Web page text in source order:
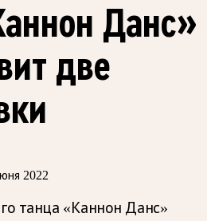
Данс»
две
2022
танца «Каннон Данс»